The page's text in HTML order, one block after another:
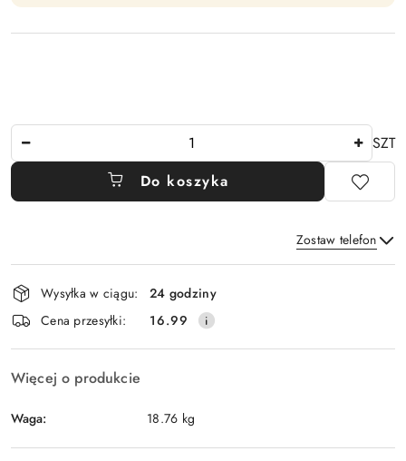
SZT
Do koszyka
Zostaw telefon
Wyślij
Dostępność
i
dostawa
Wysyłka w ciągu:
24 godziny
Cena przesyłki:
16.99
Więcej o produkcie
Waga: 18.76 kg